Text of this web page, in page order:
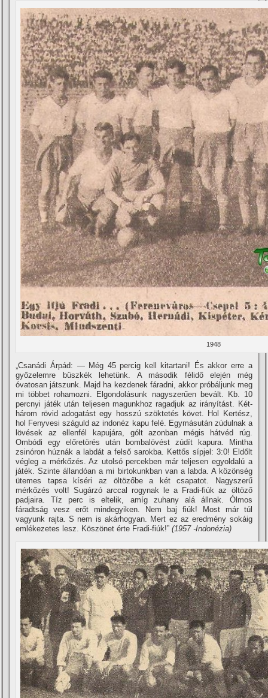
1948
„Csanádi Árpád: — Még 45 percig kell kitartani! És akkor erre a
győzelemre büszkék lehetünk. A második félidő elején még
óvatosan játszunk. Majd ha kezdenek fáradni, akkor próbáljunk meg
mi többet rohamozni. Elgondolásunk nagyszerűen bevált. Kb. 10
percnyi játék után teljesen magunkhoz ragadjuk az irányí­tást. Két-
három rövid adogatást egy hosszú szöktetés követ. Hol Kertész,
hol Fenyvesi száguld az indonéz kapu felé. Egymásután zúdulnak a
lövések az ellenfél kapujára, gólt azonban mégis hátvéd rúg.
Ombódi egy előretörés után bombalövést zúdí­t kapura. Mintha
zsinóron húznák a labdát a felső sarokba. Kettős sí­pjel: 3:0! Eldőlt
végleg a mérkőzés. Az utolsó percekben már teljesen egyoldalú a
játék. Szinte állandóan a mi birtokunkban van a labda. A közönség
ütemes tapsa kí­séri az öltözőbe a két csapatot. Nagyszerű
mérkőzés volt! Sugárzó arccal rogynak le a Fradi-fiúk az öltöző
padjaira. Tí­z perc is eltelik, amí­g zuhany alá állnak. Ólmos
fáradtság vesz erőt mindegyiken. Nem baj fiúk! Most már túl
vagyunk rajta. S nem is akárhogyan. Mert ez az eredmény sokáig
emlékezetes lesz. Köszönet érte Fradi-fiúk!”(1957 -Indonézia)